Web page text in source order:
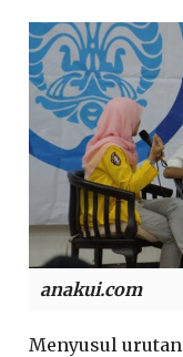
anakui.com
Menyusul